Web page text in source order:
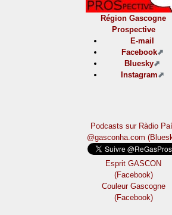
Région Gascogne
Prospective
E-mail
Facebook
Bluesky
Instagram
Podcasts sur Ràdio
@gasconha.com
Esprit GASCON
(Facebook)
Couleur Gascogne
(Facebook)